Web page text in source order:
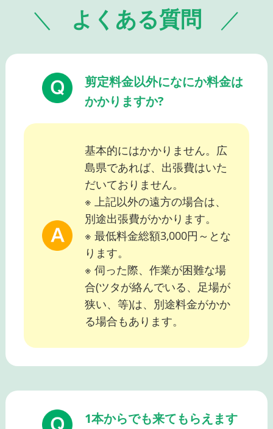
よくある質問
剪定料金以外になにか料金は
かかりますか?
基本的にはかかりません。広
島県であれば、出張費はいた
だいておりません。
※ 上記以外の遠方の場合は、
別途出張費がかかります。
※ 最低料金総額3,000円～とな
ります。
※ 伺った際、作業が困難な場
合(ツタが絡んでいる、足場が
狭い、等)は、別途料金がかか
る場合もあります。
1本からでも来てもらえます